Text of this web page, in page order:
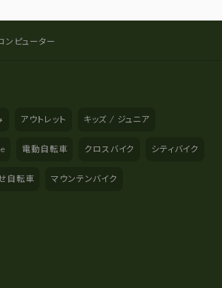
現在地
ヤ
ンピューター
アウトレット キッズ / ジュニア
電動自転車 クロスバイク シティバイク
自転車 マウンテンバイク